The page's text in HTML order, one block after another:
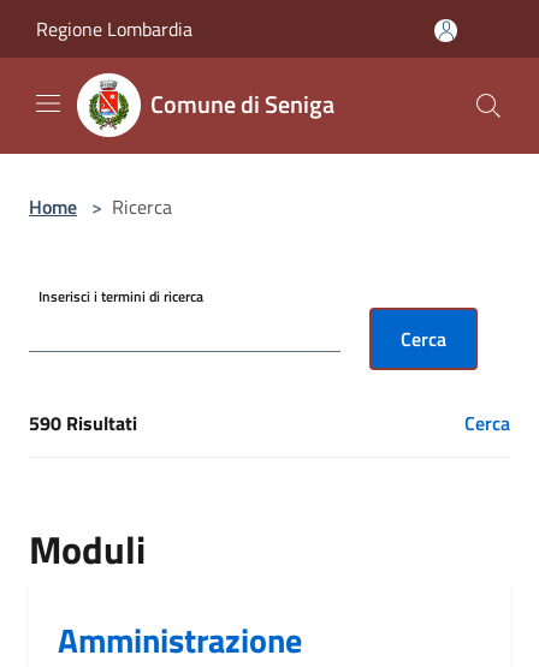
Regione Lombardia
Comune di Seniga
Home > Ricerca
Inserisci i termini di ricerca
Cerca
[results] Risultati
590 Risultati Cerca
Moduli
Amministrazione